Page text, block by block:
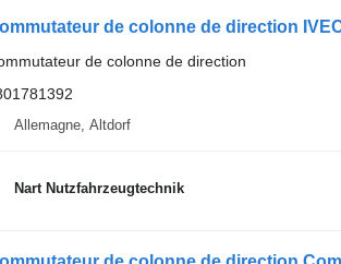
de colonne de direction
de colonne de direction
Allemagne, Altdorf
Nart Nutzfahrzeugtechnik